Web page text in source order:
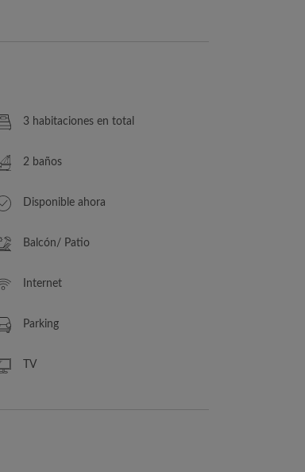
3 habitaciones en total
2 baños
Disponible ahora
Balcón/ Patio
Internet
Parking
TV